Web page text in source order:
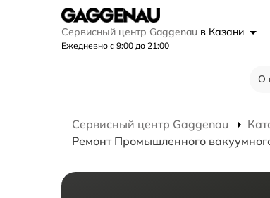
Сервисный центр Gaggenau в Казани
Ежедневно с 9:00 до 21:00
О
Сервисный центр Gaggenau
Ремонт Промышленного